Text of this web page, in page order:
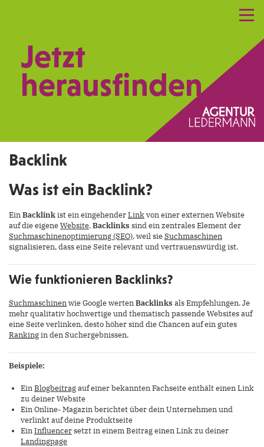
Praxismarketing
Kontakt
Jetzt
herausfinden.
Backlink
Was ist ein Backlink?
EinBacklinkist ein eingehenderLinkvon einer externen Website
auf die eigeneWebsite.Backlinks sind ein zentrales Element der
Suchmaschinenoptimierung (SEO), weil sieSuchmaschinen
signalisieren, dass eine Seite relevant und vertrauenswürdig ist.
Wie funktionieren Backlinks?
Suchmaschinenwie Google wertenBacklinks als Empfehlungen. Je
mehr qualitativ hochwertige und thematisch passende Websites auf
eine Seite verlinken, desto höher sind die Chancen auf ein gutes
Rankingin den Suchergebnissen.
Beispiele:
EinBlogbeitragauf einer bekannten Fachseite enthält einen Link
zu deiner Website
Ein Online- Magazin berichtet über dein Unternehmen und
verlinkt auf deine Produktseite
EinInfluencersetzt in einem Beitrag einen Link zu deiner
Landingpage